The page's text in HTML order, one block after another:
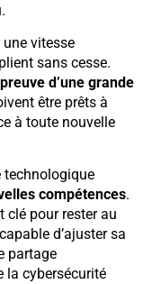
une vitesse
sans cesse.
d’une grande
être prêts à
à toute nouvelle
technologique
compétences.
clé pour rester au
d’ajuster sa
partage
la cybersécurité